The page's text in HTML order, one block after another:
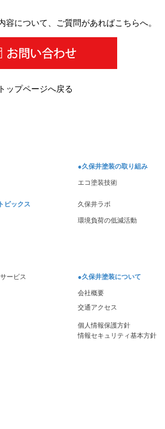
容について、ご質問があればこちらへ。
ップページへ戻る
●久保井塗装の取り組み
エコ塗装技術
ピックス 久保井ラボ
環境負荷の低減活動
ービス ●久保井塗装について
会社概要
交通アクセス
個人情報保護方針
情報セキュリティ基本方針